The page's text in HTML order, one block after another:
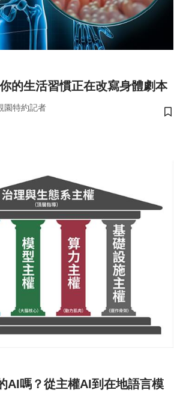
基因不是命運 你的生活習慣正在改寫身體劇本
園特約記者
儲
AI嗎？從主權AI到在地語言模